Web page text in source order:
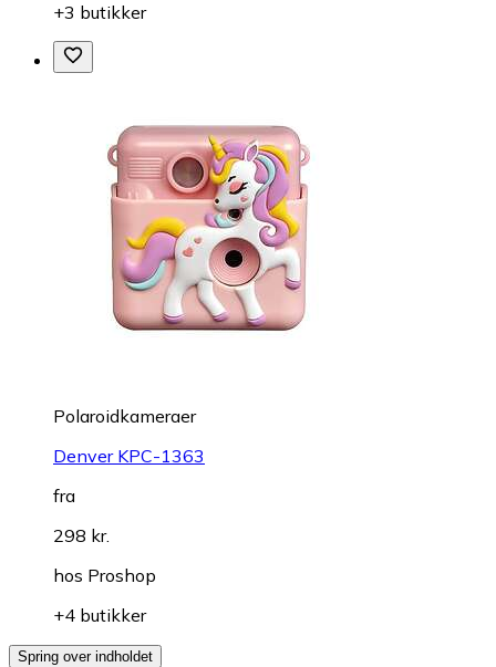
+3 butikker
Polaroidkameraer
Denver KPC-1363
fra
298 kr.
hos Proshop
+4 butikker
Spring over indholdet